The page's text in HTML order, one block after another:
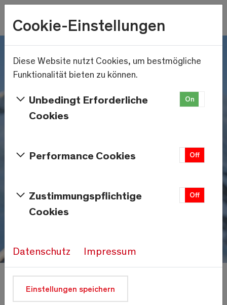
Skip to main content
23.9°C
Wetter
Fahrpläne
Winter
Cookie-Einstellungen
Diese Website nutzt Cookies, um bestmögliche
Funktionalität bieten zu können.
Unbedingt Erforderliche
Cookies
On
Performance Cookies Off
Zustimmungspflichtige
Cookies
Off
Datenschutz Impressum
Einstellungen speichern